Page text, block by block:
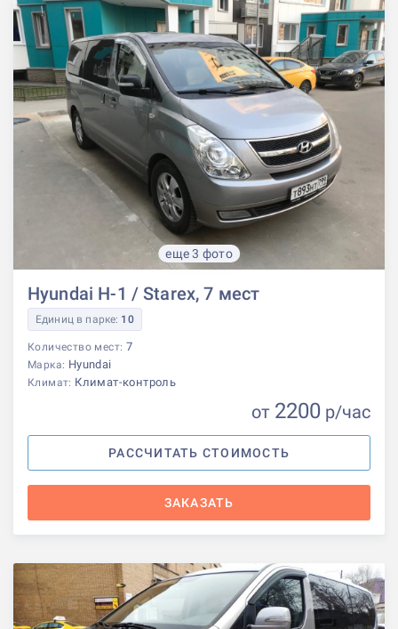
еще 3 фото
Hyundai H-1 / Starex, 7 мест
Единиц в парке: 10
Количество мест: 7
Марка: Hyundai
Климат: Климат-контроль
от 2200 р/час
РАССЧИТАТЬ СТОИМОСТЬ
ЗАКАЗАТЬ